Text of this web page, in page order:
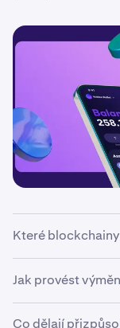
Které
Swaps jsou v
vybraných
budou
Jak provést
Co dělají